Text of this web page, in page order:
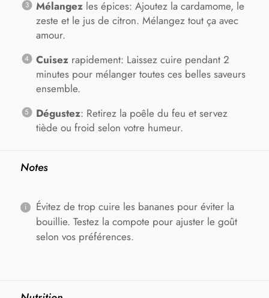
Mélangezles épices: Ajoutez la cardamome, le
zeste et le jus de citron. Mélangez tout ça avec
amour.
Cuisezrapidement: Laissez cuire pendant 2
minutes pour mélanger toutes ces belles saveurs
ensemble.
Dégustez: Retirez la poêle du feu et servez
tiède ou froid selon votre humeur.
Notes
Évitez de trop cuire les bananes pour éviter la
bouillie. Testez la compote pour ajuster le goût
selon vos préférences.